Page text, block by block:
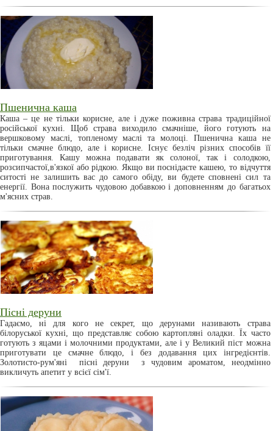
Пшенична каша
Каша – це не тільки корисне, але і дуже поживна страва традиційної
російської кухні. Щоб страва виходило смачніше, його готують на
вершковому маслі, топленому маслі та молоці. Пшенична каша не
тільки смачне блюдо, але і корисне. Існує безліч різних способів її
приготування. Кашу можна подавати як солоної, так і солодкою,
розсипчастої,в'язкої або рідкою. Якщо ви поснідаєте кашею, то відчуття
ситості не залишить вас до самого обіду, ви будете сповнені сил та
енергії. Вона послужить чудовою добавкою і доповненням до багатьох
м'ясних страв.
Пісні деруни
Гадаємо, ні для кого не секрет, що дерунами називають страва
білоруської кухні, що представляє собою картопляні оладки. Їх часто
готують з яцами і молочними продуктами, але і у Великий піст можна
приготувати це смачне блюдо, і без додавання цих інгредієнтів.
Золотисто-рум'яні пісні деруни з чудовим ароматом, неодмінно
викличуть апетит у всієї сім'ї.